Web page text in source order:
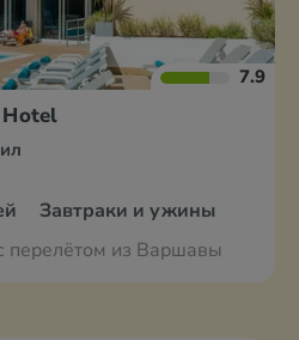
7.9
Завтраки и ужины
перелётом из Варшавы